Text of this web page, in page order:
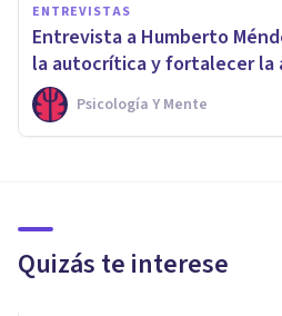
ENTREVISTAS
Entrevista a Humberto
la autocrítica y fortalecer la
Psicología Y Mente
Quizás te interese